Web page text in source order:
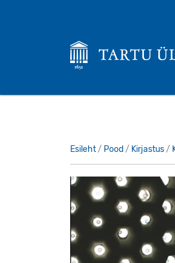
Esileht/ Pood / Kirjastus/